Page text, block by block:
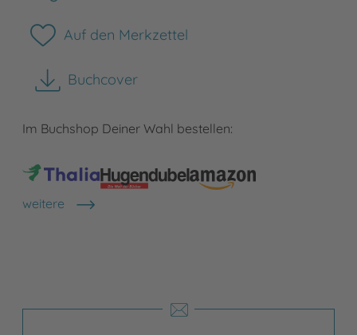
Auf den Merkzettel
Buchcover
herunterladen
Im Buchshop Deiner Wahl bestellen:
weitere
Shops anzeigen